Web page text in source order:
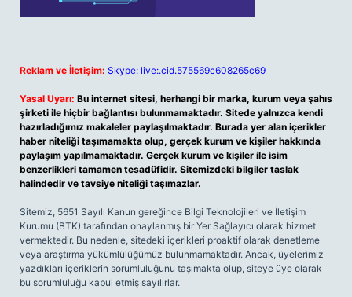
Reklam ve İletişim: Skype: live:.cid.575569c608265c69
Yasal Uyarı: Bu internet sitesi, herhangi bir marka, kurum veya şahıs
şirketi ile hiçbir bağlantısı bulunmamaktadır. Sitede yalnızca kendi
hazırladığımız makaleler paylaşılmaktadır. Burada yer alan içerikler
haber niteliği taşımamakta olup, gerçek kurum ve kişiler hakkında
paylaşım yapılmamaktadır. Gerçek kurum ve kişiler ile isim
benzerlikleri tamamen tesadüfidir. Sitemizdeki bilgiler taslak
halindedir ve tavsiye niteliği taşımazlar.
Sitemiz, 5651 Sayılı Kanun gereğince Bilgi Teknolojileri ve İletişim
Kurumu (BTK) tarafından onaylanmış bir Yer Sağlayıcı olarak hizmet
vermektedir. Bu nedenle, sitedeki içerikleri proaktif olarak denetleme
veya araştırma yükümlülüğümüz bulunmamaktadır. Ancak, üyelerimiz
yazdıkları içeriklerin sorumluluğunu taşımakta olup, siteye üye olarak
bu sorumluluğu kabul etmiş sayılırlar.